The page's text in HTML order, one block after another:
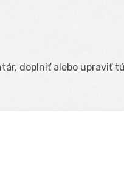
doplniť alebo upraviť